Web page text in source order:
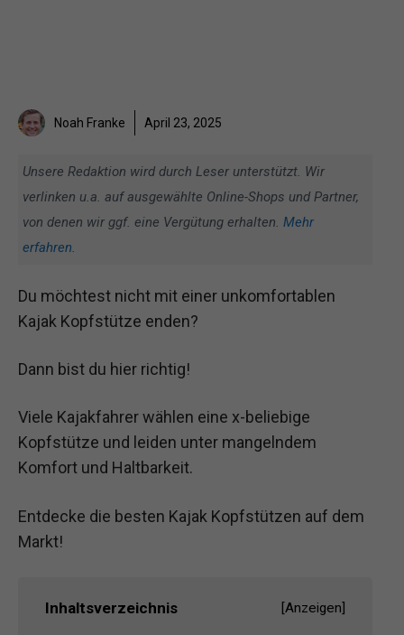
Noah Franke April 23, 2025
Unsere Redaktion wird durch Leser unterstützt. Wir
verlinken u.a. auf ausgewählte Online-Shops und Partner,
von denen wir ggf. eine Vergütung erhalten. Mehr
erfahren.
Du möchtest nicht mit einer unkomfortablen
Kajak Kopfstütze enden?
Dann bist du hier richtig!
Viele Kajakfahrer wählen eine x-beliebige
Kopfstütze und leiden unter mangelndem
Komfort und Haltbarkeit.
Entdecke die besten Kajak Kopfstützen auf dem
Markt!
Inhaltsverzeichnis [Anzeigen]